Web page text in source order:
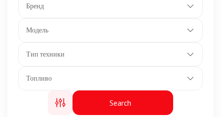
Бренд
Модель
Тип техники
Топливо
Search